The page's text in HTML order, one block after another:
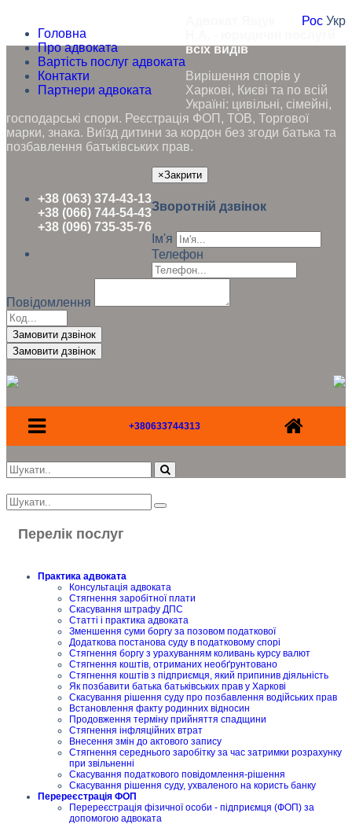
Головна
Про адвоката
Вартість послуг адвоката
Контакти
Партнери адвоката
Рос Укр
всіх видів
Вирішення спорів у
Харкові, Києві та по всій
Україні: цивільні, сімейні,
господарські спори. Реєстрація ФОП, ТОВ, Торгової
марки, знака. Виїзд дитини за кордон без згоди батька та
позбавлення батьківських прав.
+38 (063) 374-43-13
+38 (066) 744-54-43
+38 (096) 735-35-76
×Закрити
Зворотній дзвінок
Ім'я
Телефон
Повідомлення
Замовити дзвінок
+380633744313
Перелік послуг
Практика адвоката
Консультація адвоката
Стягнення заробітної плати
Скасування штрафу ДПС
Статті і практика адвоката
Зменшення суми боргу за позовом податкової
Додаткова постанова суду в податковому спорі
Стягнення боргу з урахуванням коливань курсу валют
Стягнення коштів, отриманих необґрунтовано
Стягнення коштів з підприємця, який припинив діяльність
Як позбавити батька батьківських прав у Харкові
Скасування рішення суду про позбавлення водійських прав
Встановлення факту родинних відносин
Продовження терміну прийняття спадщини
Стягнення інфляційних втрат
Внесення змін до актового запису
Стягнення середнього заробітку за час затримки розрахунку
при звільненні
Скасування податкового повідомлення-рішення
Скасування рішення суду, ухваленого на користь банку
Перереєстрація ФОП
Перереєстрація фізичної особи - підприємця (ФОП) за
допомогою адвоката